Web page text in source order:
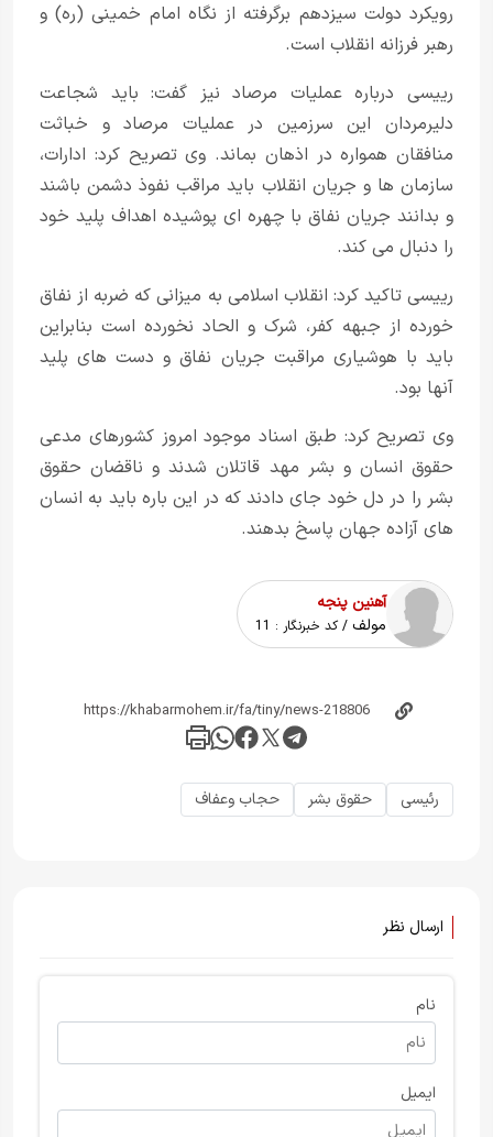
رویکرد دولت سیزدهم برگرفته از نگاه امام خمینی (ره) و
رهبر فرزانه انقلاب است.
رییسی درباره عملیات مرصاد نیز گفت: باید شجاعت
دلیرمردان این سرزمین در عملیات مرصاد و خباثت
منافقان همواره در اذهان بماند. وی تصریح کرد: ادارات،
سازمان ها و جریان انقلاب باید مراقب نفوذ دشمن باشند
و بدانند جریان نفاق با چهره ای پوشیده اهداف پلید خود
را دنبال می کند.
رییسی تاکید کرد: انقلاب اسلامی به میزانی که ضربه از نفاق
خورده از جبهه کفر، شرک و الحاد نخورده است بنابراین
باید با هوشیاری مراقبت جریان نفاق و دست های پلید
آنها بود.
وی تصریح کرد: طبق اسناد موجود امروز کشورهای مدعی
حقوق انسان و بشر مهد قاتلان شدند و ناقضان حقوق
بشر را در دل خود جای دادند که در این باره باید به انسان
های آزاده جهان پاسخ بدهند.
آهنین پنجه
مولف / کد خبرنگار : 11
رئیسی حقوق بشر حجاب وعفاف
ارسال نظر
نام
ایمیل